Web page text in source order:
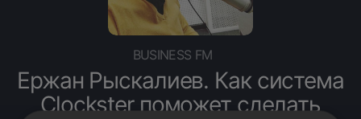
BUSINESS FM
Ержан Рыскалиев. Как система
Clockster поможет сделать